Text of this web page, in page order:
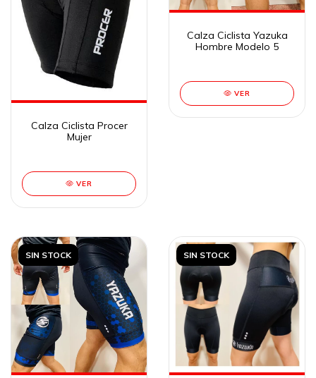
Calza Ciclista Procer
Mujer
VER
Calza Ciclista Yazuka
Hombre Modelo 5
VER
SIN STOCK SIN STOCK